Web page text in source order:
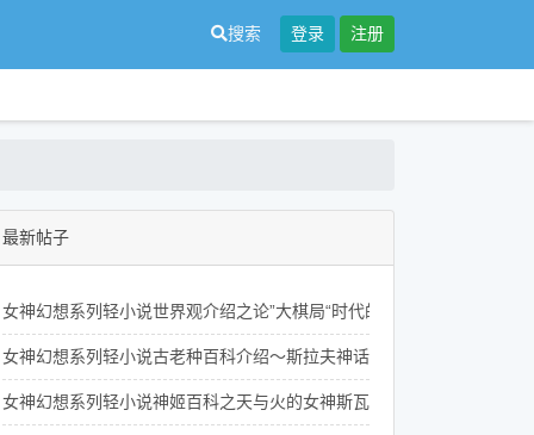
搜索 登录 注册
最新帖子
女神幻想系列轻小说世界观介绍之论”大棋局“时代的思想博弈及其相关
女神幻想系列轻小说古老种百科介绍～斯拉夫神话里的先知鸟们
女神幻想系列轻小说神姬百科之天与火的女神斯瓦罗格的人物介绍